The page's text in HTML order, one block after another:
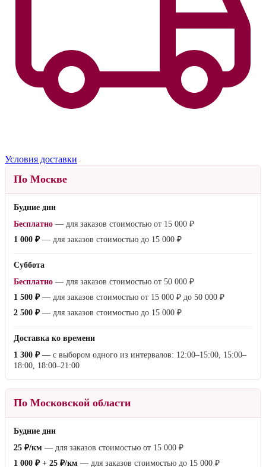
Условия доставки
По Москве
Будние дни
Бесплатно — для заказов стоимостью от 15 000 ₽
1 000 ₽— для заказов стоимостью до 15 000 ₽
Суббота
Бесплатно — для заказов стоимостью от 50 000 ₽
1 500 ₽— для заказов стоимостью от 15 000 ₽ до 50 000 ₽
2 500 ₽— для заказов стоимостью до 15 000 ₽
Доставка ко времени
1 300 ₽— с выбором одного из интервалов: 12:00–15:00, 15:00–
18:00, 18:00–21:00
По Московской области
Будние дни
25 ₽/км — для заказов стоимостью от 15 000 ₽
1 000 ₽ + 25 ₽/км — для заказов стоимостью до 15 000 ₽